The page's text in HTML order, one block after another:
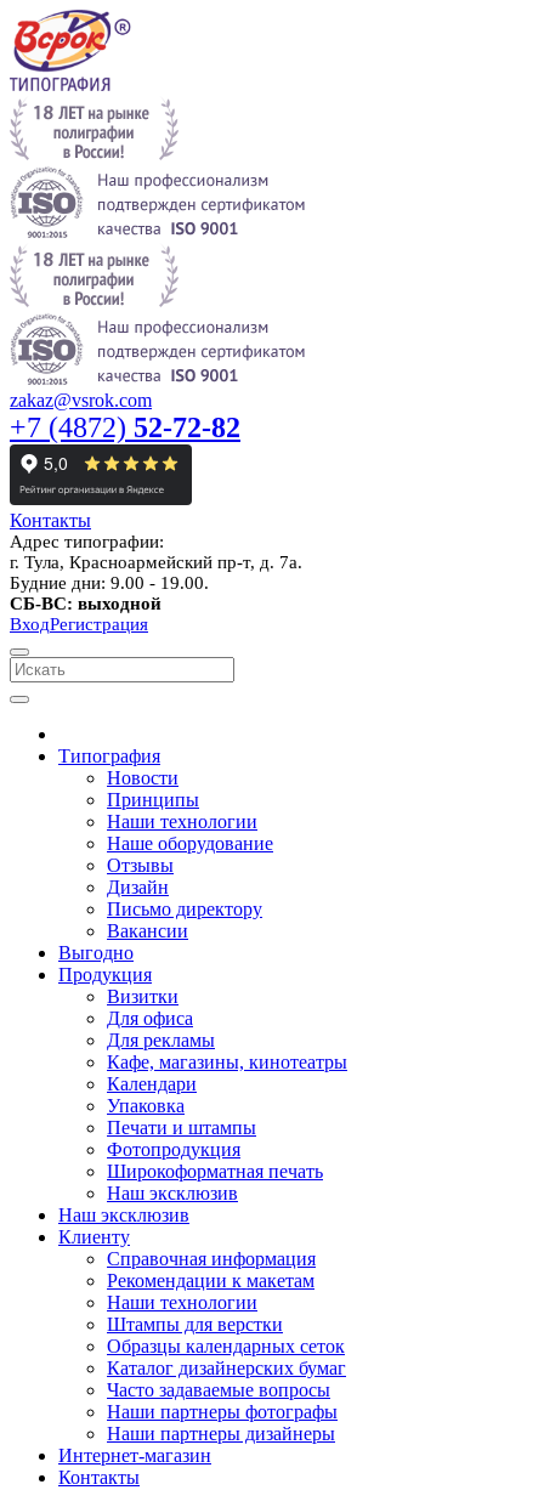
zakaz@vsrok.com
+7 (4872) 52-72-82
Контакты
Адрес типографии:
г. Тула, Красноармейский пр-т, д. 7а.
Будние дни: 9.00 - 19.00.
СБ-ВС: выходной
ВходРегистрация
Типография
Новости
Принципы
Наши технологии
Наше оборудование
Отзывы
Дизайн
Письмо директору
Вакансии
Выгодно
Продукция
Визитки
Для офиса
Для рекламы
Кафе, магазины, кинотеатры
Календари
Упаковка
Печати и штампы
Фотопродукция
Широкоформатная печать
Наш эксклюзив
Наш эксклюзив
Клиенту
Справочная информация
Рекомендации к макетам
Наши технологии
Штампы для верстки
Образцы календарных сеток
Каталог дизайнерских бумаг
Часто задаваемые вопросы
Наши партнеры фотографы
Наши партнеры дизайнеры
Интернет-магазин
Контакты